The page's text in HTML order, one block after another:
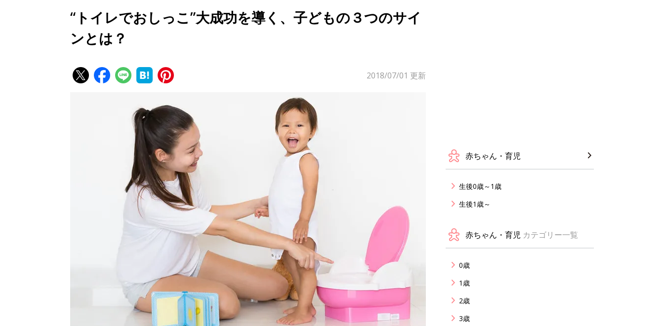
“トイレでおしっこ”大成功を導く、子どもの３つのサイ
ンとは？
2018/07/01 更新
赤ちゃん・育児
生後0歳～1歳
生後1歳～
赤ちゃん・育児 カテゴリー一覧
0歳
1歳
2歳
3歳